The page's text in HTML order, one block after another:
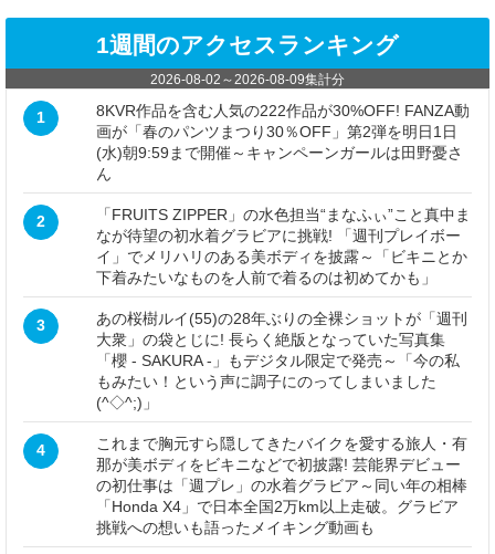
1週間のアクセスランキング
2026-08-02 ～2026-08-09集計分
1
8KVR作品を含む人気の222作品が30%OFF! FANZA動
画が「春のパンツまつり30％OFF」第2弾を明日1日
(水)朝9:59まで開催～キャンペーンガールは田野憂さ
ん
2
「FRUITS ZIPPER」の水色担当“まなふぃ”こと真中ま
なが待望の初水着グラビアに挑戦! 「週刊プレイボー
イ」でメリハリのある美ボディを披露～「ビキニとか
下着みたいなものを人前で着るのは初めてかも」
3
あの桜樹ルイ(55)の28年ぶりの全裸ショットが「週刊
大衆」の袋とじに! 長らく絶版となっていた写真集
「櫻 - SAKURA -」もデジタル限定で発売～「今の私
もみたい！という声に調子にのってしまいました
(^◇^;)」
4
これまで胸元すら隠してきたバイクを愛する旅人・有
那が美ボディをビキニなどで初披露! 芸能界デビュー
の初仕事は「週プレ」の水着グラビア～同い年の相棒
「Honda X4」で日本全国2万km以上走破。グラビア
挑戦への想いも語ったメイキング動画も